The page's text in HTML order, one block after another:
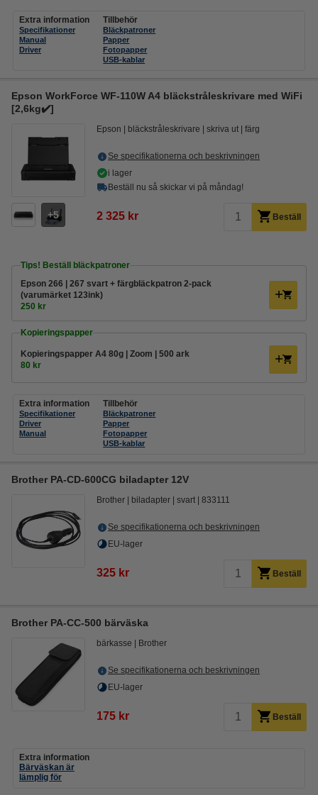
Extra information
Specifikationer
Manual
Driver
Tillbehör
Bläckpatroner
Papper
Fotopapper
USB-kablar
Epson WorkForce WF-110W A4 bläckstråleskrivare med WiFi
[2,6kg✔️]
5
Epson bläckstråleskrivare skriva ut färg
Se specifikationerna och beskrivningen
i lager
Beställ nu så skickar vi på måndag!
2 325 kr Beställ
Tips! Beställ bläckpatroner
Epson 266 | 267 svart + färgbläckpatron 2-pack
(varumärket 123ink)
250 kr
Kopieringspapper
Kopieringspapper A4 80g | Zoom | 500 ark
80 kr
Extra information
Specifikationer
Driver
Manual
Tillbehör
Bläckpatroner
Papper
Fotopapper
USB-kablar
Brother PA-CD-600CG biladapter 12V
Brother biladapter svart 833111
Se specifikationerna och beskrivningen
EU-lager
325 kr Beställ
Brother PA-CC-500 bärväska
bärkasse Brother
Se specifikationerna och beskrivningen
EU-lager
175 kr Beställ
Extra information
Bärväskan är
lämplig för